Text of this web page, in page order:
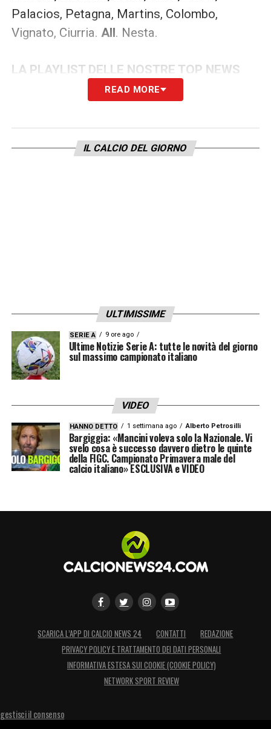
Palacios, Petagna, Martins, Colombo,
Vignato, Ciurria. All. Nesta.
LA PLAYLIST DELLE NOSTRE TOP NEWS
READ MORE
IL CALCIO DEL GIORNO
ULTIMISSIME
SERIE A 9 ore ago
Ultime Notizie Serie A: tutte le novità del giorno
sul massimo campionato italiano
VIDEO
HANNO DETTO 1 settimana ago Alberto Petrosilli
Bargiggia: «Mancini voleva solo la Nazionale. Vi
svelo cosa è successo davvero dietro le quinte
della FIGC. Campionato Primavera male del
calcio italiano» ESCLUSIVA e VIDEO
SCARICA L’APP DI CALCIO NEWS 24 CONTATTI
REDAZIONE
PRIVACY POLICY E TRATTAMENTO DEI DATI PERSONALI
INFORMATIVA ESTESA SUI COOKIE (COOKIE POLICY)
NETWORK SPORT REVIEW
gestisci il consenso